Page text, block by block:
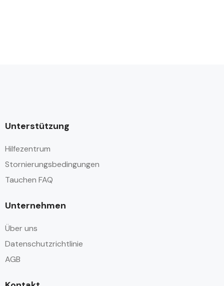
Unterstützung
Hilfezentrum
Stornierungsbedingungen
Tauchen FAQ
Unternehmen
Über uns
Datenschutzrichtlinie
AGB